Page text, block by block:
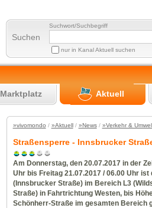
Suchen
Suchwort/Suchbegriff
nur in Kanal Aktuell suchen
Marktplatz Aktuell
»vivomondo / »Aktuell/ »News/ »Verkehr &
Straßensperre - Innsbrucker
Am Donnerstag, den 20.07.2017 in der
Uhr bis Freitag 21.07.2017 / 06.00 Uhr ist
(Innsbrucker Straße) im Bereich L3
Straße) in Fahrtrichtung Westen, bis
Schönherr-Straße im gesamten Bereich